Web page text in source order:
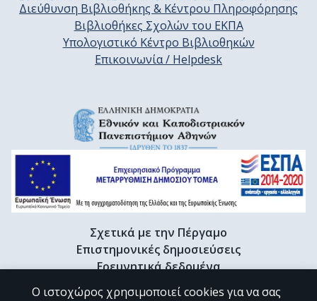
Διεύθυνση Βιβλιοθήκης & Κέντρου Πληροφόρησης
Βιβλιοθήκες Σχολών του ΕΚΠΑ
Υπολογιστικό Κέντρο Βιβλιοθηκών
Επικοινωνία / Helpdesk
Σχετικά με την Πέργαμο
Επιστημονικές δημοσιεύσεις
Ερευνητικά δεδομένα
Διδακτορικές διατριβές & Γκρίζα βιβλιογραφία
Ο ιστοχώρος χρησιμοποιεί cookies για να σας